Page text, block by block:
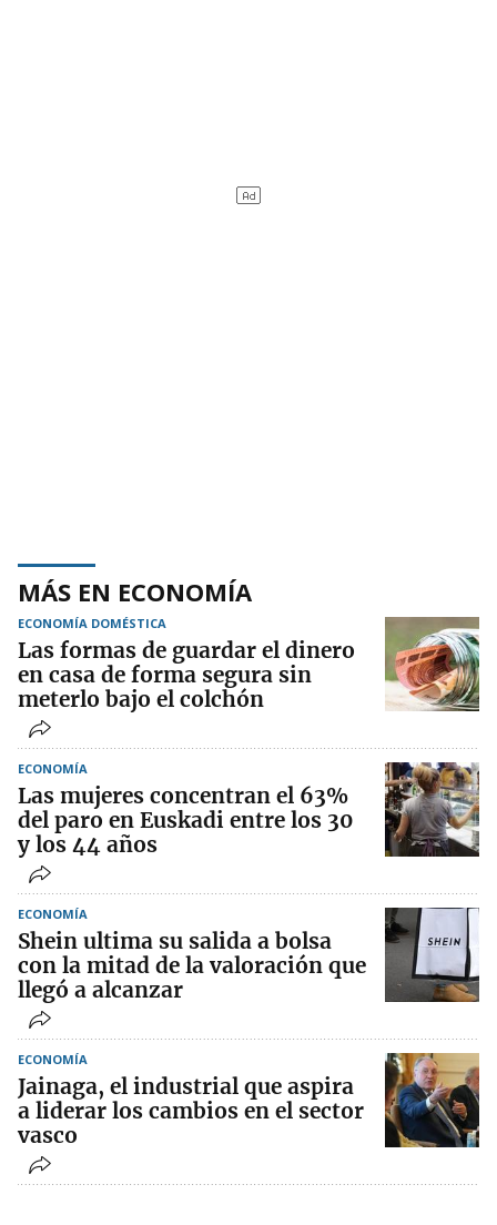
MÁS EN ECONOMÍA
ECONOMÍA DOMÉSTICA
Las formas de guardar el dinero
en casa de forma segura sin
meterlo bajo el colchón
ECONOMÍA
Las mujeres concentran el 63%
del paro en Euskadi entre los 30
y los 44 años
ECONOMÍA
Shein ultima su salida a bolsa
con la mitad de la valoración que
llegó a alcanzar
ECONOMÍA
Jainaga, el industrial que aspira
a liderar los cambios en el sector
vasco